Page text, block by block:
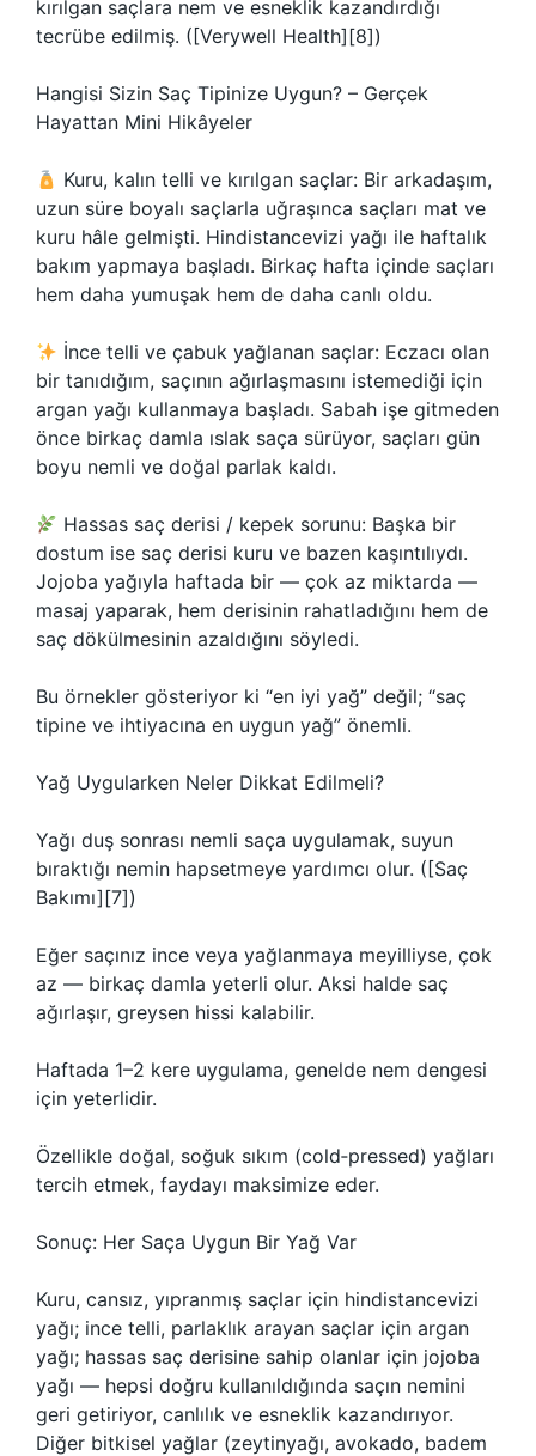
kırılgan saçlara nem ve esneklik kazandırdığı
tecrübe edilmiş. ([Verywell Health][8])
Hangisi Sizin Saç Tipinize Uygun? – Gerçek
Hayattan Mini Hikâyeler
Kuru, kalın telli ve kırılgan saçlar: Bir arkadaşım,
uzun süre boyalı saçlarla uğraşınca saçları mat ve
kuru hâle gelmişti. Hindistancevizi yağı ile haftalık
bakım yapmaya başladı. Birkaç hafta içinde saçları
hem daha yumuşak hem de daha canlı oldu.
İnce telli ve çabuk yağlanan saçlar: Eczacı olan
bir tanıdığım, saçının ağırlaşmasını istemediği için
argan yağı kullanmaya başladı. Sabah işe gitmeden
önce birkaç damla ıslak saça sürüyor, saçları gün
boyu nemli ve doğal parlak kaldı.
Hassas saç derisi / kepek sorunu: Başka bir
dostum ise saç derisi kuru ve bazen kaşıntılıydı.
Jojoba yağıyla haftada bir — çok az miktarda —
masaj yaparak, hem derisinin rahatladığını hem de
saç dökülmesinin azaldığını söyledi.
Bu örnekler gösteriyor ki “en iyi yağ” değil; “saç
tipine ve ihtiyacına en uygun yağ” önemli.
Yağ Uygularken Neler Dikkat Edilmeli?
Yağı duş sonrası nemli saça uygulamak, suyun
bıraktığı nemin hapsetmeye yardımcı olur. ([Saç
Bakımı][7])
Eğer saçınız ince veya yağlanmaya meyilliyse, çok
az — birkaç damla yeterli olur. Aksi halde saç
ağırlaşır, greysen hissi kalabilir.
Haftada 1–2 kere uygulama, genelde nem dengesi
için yeterlidir.
Özellikle doğal, soğuk sıkım (cold‑pressed) yağları
tercih etmek, faydayı maksimize eder.
Sonuç: Her Saça Uygun Bir Yağ Var
Kuru, cansız, yıpranmış saçlar için hindistancevizi
yağı; ince telli, parlaklık arayan saçlar için argan
yağı; hassas saç derisine sahip olanlar için jojoba
yağı — hepsi doğru kullanıldığında saçın nemini
geri getiriyor, canlılık ve esneklik kazandırıyor.
Diğer bitkisel yağlar (zeytinyağı, avokado, badem